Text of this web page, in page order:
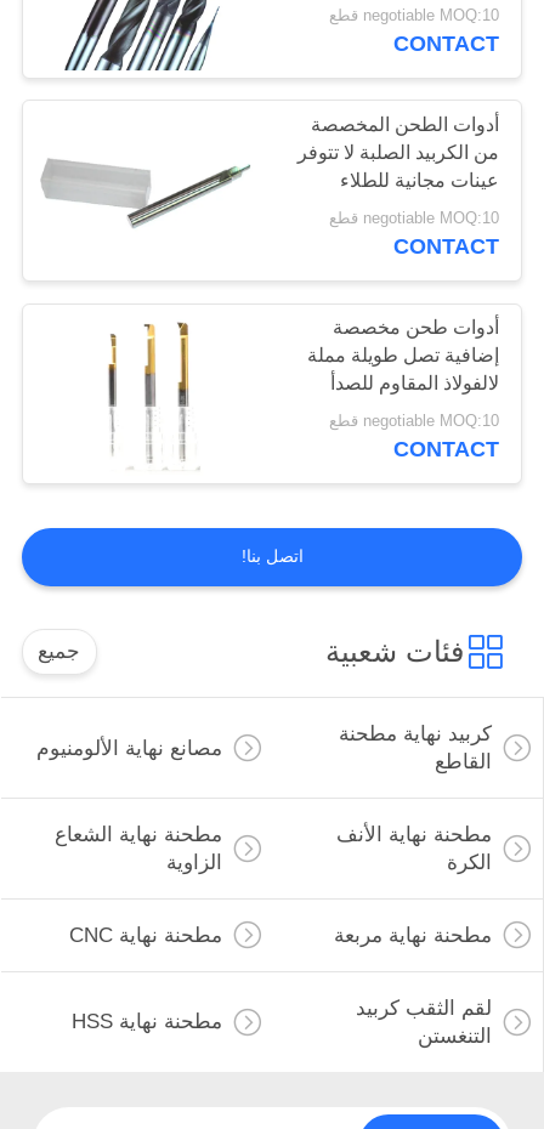
كتر مطحنة الموضوع
19
شفرات المنشار
التنغستن
10
أدوات الطحن
المخصصة
44
negotiable MOQ:10 قطع
CONTACT
أدوات الطحن المخصصة
من الكربيد الصلبة لا تتوفر
عينات مجانية للطلاء
negotiable MOQ:10 قطع
CONTACT
أدوات طحن مخصصة
إضافية تصل طويلة مملة
لالفولاذ المقاوم للصدأ
negotiable MOQ:10 قطع
CONTACT
اتصل بنا!
فئات شعبية جميع
كربيد نهاية مطحنة
القاطع
مصانع نهاية الألومنيوم
مطحنة نهاية الأنف
الكرة
مطحنة نهاية الشعاع
الزاوية
مطحنة نهاية مربعة مطحنة نهاية CNC
لقم الثقب كربيد
التنغستن
مطحنة نهاية HSS